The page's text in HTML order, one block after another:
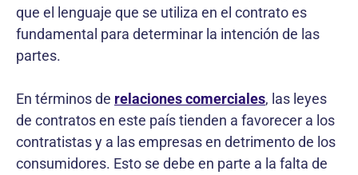
que el lenguaje que se utiliza en el contrato es
fundamental para determinar la intención de las
partes.
En términos de relaciones comerciales, las leyes
de contratos en este país tienden a favorecer a los
contratistas y a las empresas en detrimento de los
consumidores. Esto se debe en parte a la falta de